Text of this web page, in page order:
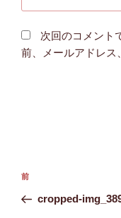
次回のコメント
前、メールアドレス
投
ナ
前
の
前
cropped-